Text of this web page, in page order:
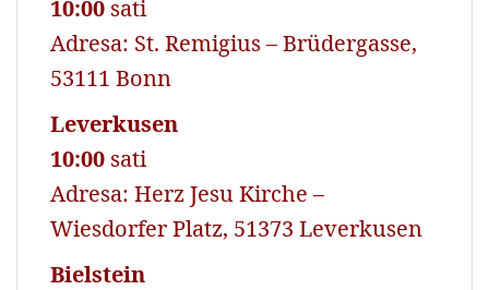
10:00 sati
Adresa: St. Remigius – Brüdergasse,
53111 Bonn
Leverkusen
10:00 sati
Adresa: Herz Jesu Kirche –
Wiesdorfer Platz, 51373 Leverkusen
Bielstein